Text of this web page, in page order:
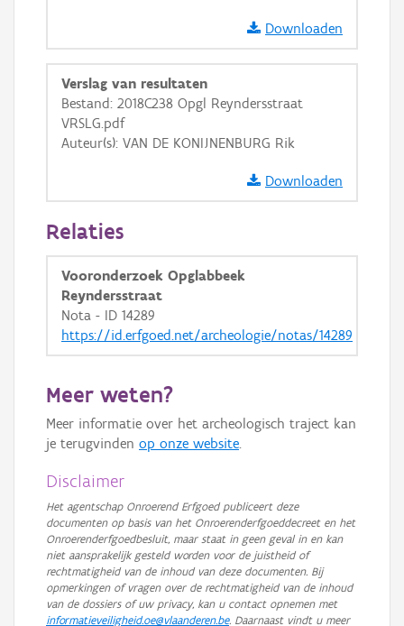
Basis Lagen
OSM-Basiskaart
GRB-Basiskaart
GRB-Basiskaart in grijswaarden
Downloaden
Verslag van resultaten
Bestand: 2018C238 Opgl Reyndersstraat
VRSLG.pdf
Auteur(s): VAN DE KONIJNENBURG Rik
Downloaden
Relaties
Vooronderzoek Opglabbeek
Reyndersstraat
Nota - ID 14289
https://id.erfgoed.net/archeologie/notas/14289
Meer weten?
Meer informatie over het archeologisch traject kan
je terugvinden op onze website.
Disclaimer
Het agentschap Onroerend Erfgoed publiceert deze
documenten op basis van het Onroerenderfgoeddecreet en het
Onroerenderfgoedbesluit, maar staat in geen geval in en kan
niet aansprakelijk gesteld worden voor de juistheid of
rechtmatigheid van de inhoud van deze documenten. Bij
opmerkingen of vragen over de rechtmatigheid van de inhoud
van de dossiers of uw privacy, kan u contact opnemen met
informatieveiligheid.oe@vlaanderen.be. Daarnaast vindt u meer